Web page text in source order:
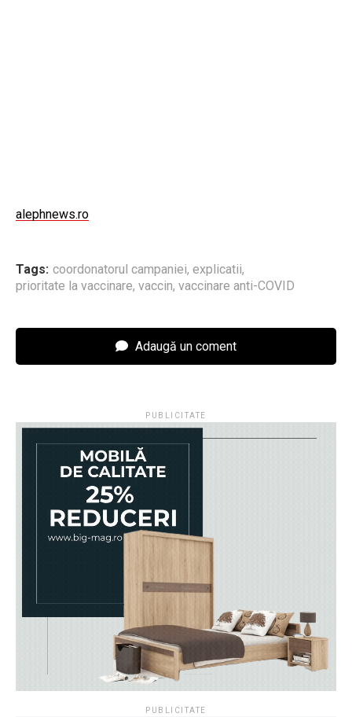
alephnews.ro
Tags: coordonatorul campaniei, explicatii,
prioritate la vaccinare, vaccin, vaccinare anti-COVID
Adaugă un coment
PUBLICITATE
PUBLICITATE